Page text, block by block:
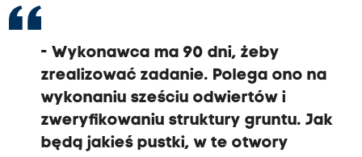
- Wykonawca ma 90 dni, żeby
zrealizować zadanie. Polega ono na
wykonaniu sześciu odwiertów i
zweryfikowaniu struktury gruntu. Jak
będą jakieś pustki, w te otwory